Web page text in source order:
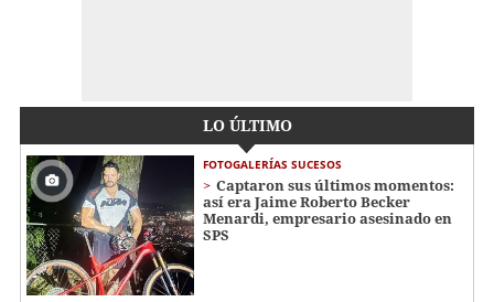
LO ÚLTIMO
FOTOGALERÍAS SUCESOS
Captaron sus últimos momentos:
así era Jaime Roberto Becker
Menardi​​​, empresario asesinado en
SPS